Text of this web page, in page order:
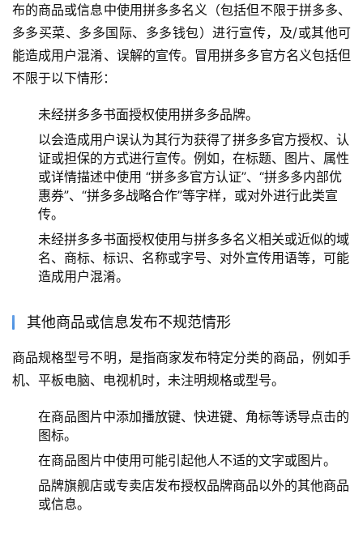
布的商品或信息中使用拼多多名义（包括但不限于拼多多、
多多买菜、多多国际、多多钱包）进行宣传，及/或其他可
能造成用户混淆、误解的宣传。冒用拼多多官方名义包括但
不限于以下情形：
未经拼多多书面授权使用拼多多品牌。
以会造成用户误认为其行为获得了拼多多官方授权、认
证或担保的方式进行宣传。例如，在标题、图片、属性
或详情描述中使用 “拼多多官方认证”、“拼多多内部优
惠券”、“拼多多战略合作”等字样，或对外进行此类宣
传。
未经拼多多书面授权使用与拼多多名义相关或近似的域
名、商标、标识、名称或字号、对外宣传用语等，可能
造成用户混淆。
其他商品或信息发布不规范情形
商品规格型号不明，是指商家发布特定分类的商品，例如手
机、平板电脑、电视机时，未注明规格或型号。
在商品图片中添加播放键、快进键、角标等诱导点击的
图标。
在商品图片中使用可能引起他人不适的文字或图片。
品牌旗舰店或专卖店发布授权品牌商品以外的其他商品
或信息。